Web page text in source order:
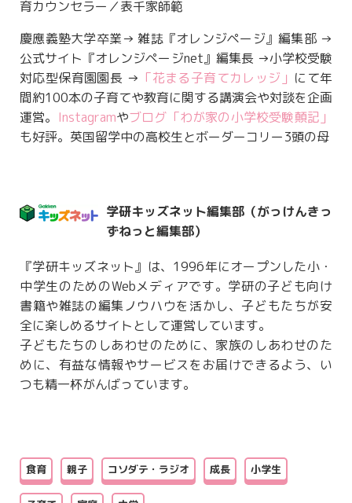
育カウンセラー／表千家師範
慶應義塾大学卒業→ 雑誌『オレンジページ』編集部 →
公式サイト『オレンジページnet』編集長 →小学校受験
対応型保育園園長 → 「花まる子育てカレッジ」 にて年
間約100本の子育てや教育に関する講演会や対談を企画
運営。 Instagramやブログ「わが家の小学校受験顛記」
も好評。英国留学中の高校生とボーダーコリー3頭の母
学研キッズネット編集部（がっけんきっ
ずねっと編集部）
『学研キッズネット』は、1996年にオープンした小・
中学生のためのWebメディアです。学研の子ども向け
書籍や雑誌の編集ノウハウを活かし、子どもたちが安
全に楽しめるサイトとして運営しています。
子どもたちのしあわせのために、家族のしあわせのた
めに、有益な情報やサービスをお届けできるよう、い
つも精一杯がんばっています。
食育 親子 コソダテ・ラジオ 成長 小学生